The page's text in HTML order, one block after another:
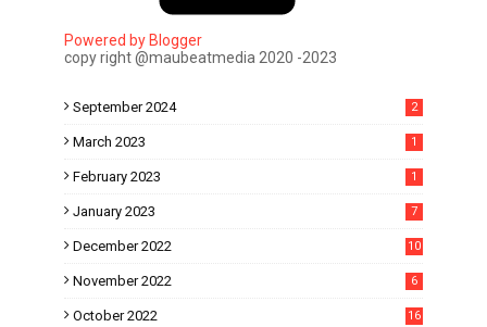
Powered by Blogger
copy right @maubeatmedia 2020 -2023
September 2024 2
March 2023 1
February 2023 1
January 2023 7
December 2022 10
November 2022 6
October 2022 16